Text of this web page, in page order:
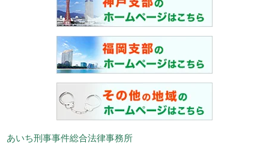
あいち刑事事件総合法律事務所